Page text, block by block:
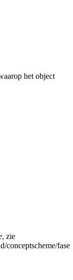
het object
zie
conceptscheme/fase